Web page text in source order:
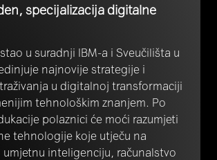
specijalizacija digitalne
u suradnji IBM-a i Sveučilišta u
najnovije strategije i
u digitalnoj transformaciji
tehnološkim znanjem. Po
polaznici će moći razumjeti
tehnologije koje utječu na
inteligenciju, računalstvo